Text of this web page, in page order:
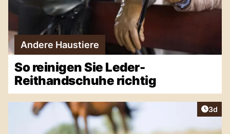
Andere Haustiere
So reinigen Sie Leder-
Reithandschuhe richtig
3d